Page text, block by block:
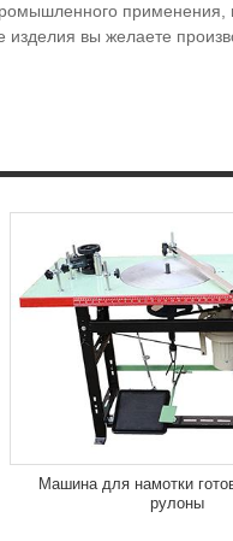
применения,
изделия вы желаете
Машина для намотки
рулоны